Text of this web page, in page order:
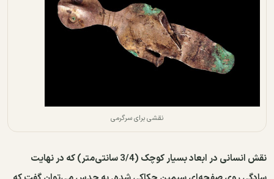
نقشی برای سرگرمی
نقش انسانی در ابعاد بسیار کوچک (3/4 سانتی‌متر) که در نهایت